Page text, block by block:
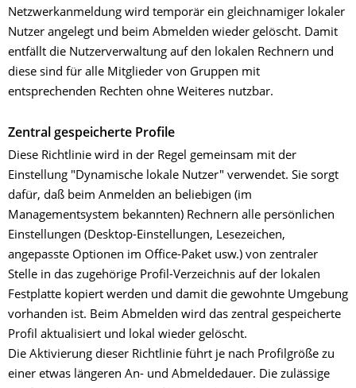
Netzwerkanmeldung wird temporär ein gleichnamiger lokaler
Nutzer angelegt und beim Abmelden wieder gelöscht. Damit
entfällt die Nutzerverwaltung auf den lokalen Rechnern und
diese sind für alle Mitglieder von Gruppen mit
entsprechenden Rechten ohne Weiteres nutzbar.
Zentral gespeicherte Profile
Diese Richtlinie wird in der Regel gemeinsam mit der
Einstellung "Dynamische lokale Nutzer" verwendet. Sie sorgt
dafür, daß beim Anmelden an beliebigen (im
Managementsystem bekannten) Rechnern alle persönlichen
Einstellungen (Desktop-Einstellungen, Lesezeichen,
angepasste Optionen im Office-Paket usw.) von zentraler
Stelle in das zugehörige Profil-Verzeichnis auf der lokalen
Festplatte kopiert werden und damit die gewohnte Umgebung
vorhanden ist. Beim Abmelden wird das zentral gespeicherte
Profil aktualisiert und lokal wieder gelöscht.
Die Aktivierung dieser Richtlinie führt je nach Profilgröße zu
einer etwas längeren An- und Abmeldedauer. Die zulässige